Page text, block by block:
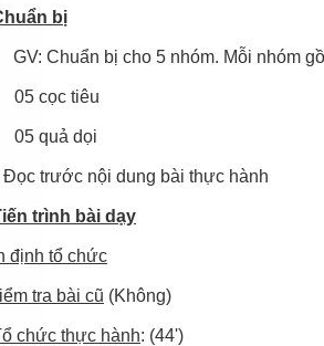
bị
GV: Chuẩn bị cho 5 nhóm. Mỗi nhóm
05 cọc tiêu
05 quả dọi
Đọc trước nội dung bài thực hành
trình bài dạy
định tổ chức
tra bài cũ (Không)
chức thực hành: (44')